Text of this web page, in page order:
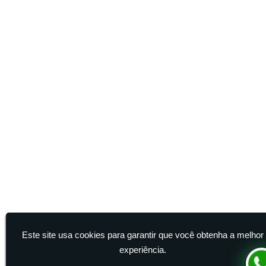
Este site usa cookies para garantir que você obtenha a melhor
experiência.